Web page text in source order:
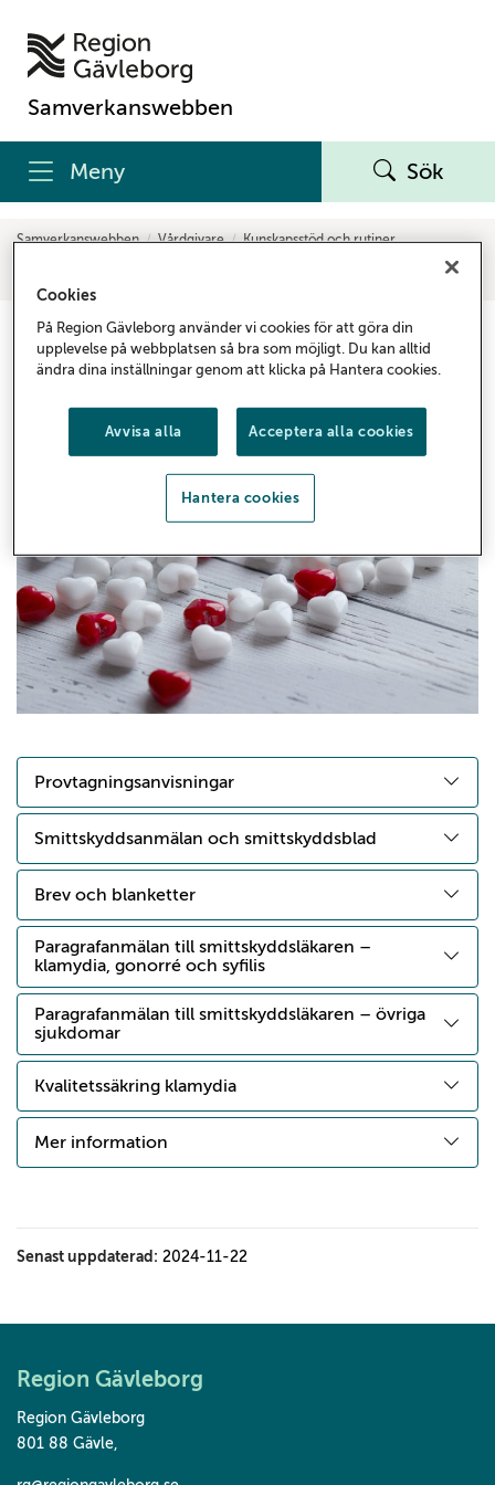
Samverkanswebben
Meny Sök
Samverkanswebben Vårdgivare
Kunskapsstöd och rutiner
Könssjukdomar för
partnerspårare
Informationen är riktad till certifierade
partnerspårare i Region Gävleborg.
Provtagningsanvisningar
Smittskyddsanmälan och smittskyddsblad
Brev och blanketter
Paragrafanmälan till smittskyddsläkaren –
klamydia, gonorré och syfilis
Paragrafanmälan till smittskyddsläkaren – övriga
sjukdomar
Kvalitetssäkring klamydia
Mer information
Senast uppdaterad: 2024-11-22
Region Gävleborg
Region Gävleborg
801 88 Gävle,
Cookies
På Region Gävleborg använder vi cookies för att göra din
upplevelse på webbplatsen så bra som möjligt. Du kan alltid
ändra dina inställningar genom att klicka på Hantera cookies.
Avvisa alla Acceptera alla cookies
Hantera cookies